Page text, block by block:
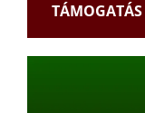
TÁMOGATÁS